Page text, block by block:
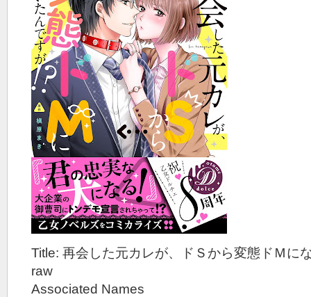
Title: 再会した元カレが、ドＳから変態ドＭに
raw
Associated Names